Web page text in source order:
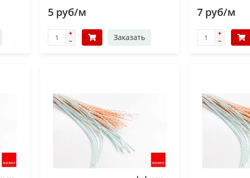
5 руб/м
Заказать
7 руб/м